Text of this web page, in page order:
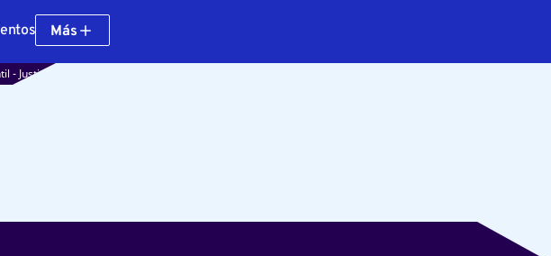
Más
- Justicia social para todos: cómo acabar con el trabajo infantil